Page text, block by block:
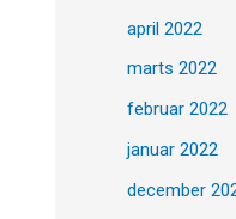
april 2022
marts 2022
februar 2022
januar 2022
december